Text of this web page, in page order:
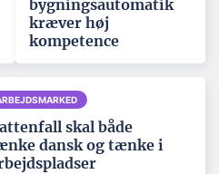
bygningsautomatik
kræver høj
kompetence
skal både
dansk og tænke i